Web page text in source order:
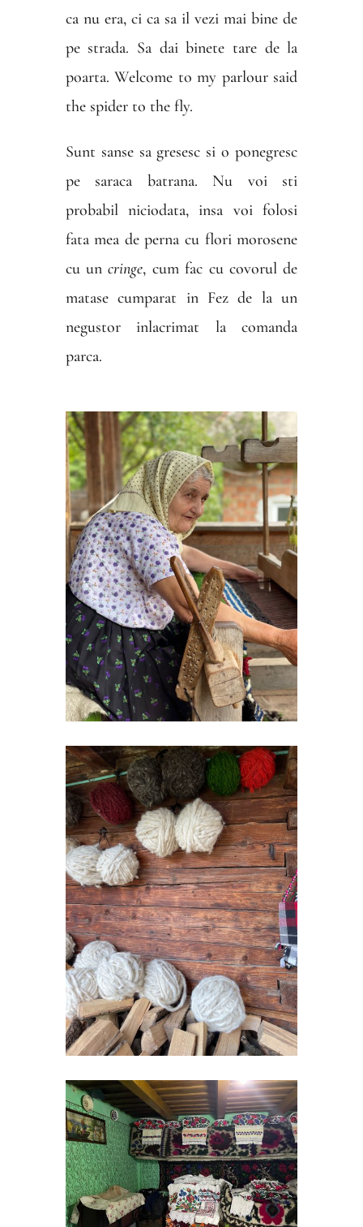
ca nu era, ci ca sa il vezi mai bine de
pe strada. Sa dai binete tare de la
poarta. Welcome to my parlour said
the spider to the fly.
Sunt sanse sa gresesc si o ponegresc
pe saraca batrana. Nu voi sti
probabil niciodata, insa voi folosi
fata mea de perna cu flori morosene
cu uncringe, cum fac cu covorul de
matase cumparat in Fez de la un
negustor inlacrimat la comanda
parca.